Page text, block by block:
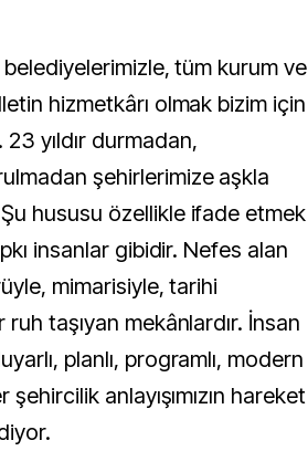
belediyelerimizle, tüm kurum ve
hizmetkârı olmak bizim için
yıldır durmadan,
şehirlerimize aşkla
hususu özellikle ifade etmek
insanlar gibidir. Nefes alan
mimarisiyle, tarihi
taşıyan mekânlardır. İnsan
planlı, programlı, modern
anlayışımızın hareket